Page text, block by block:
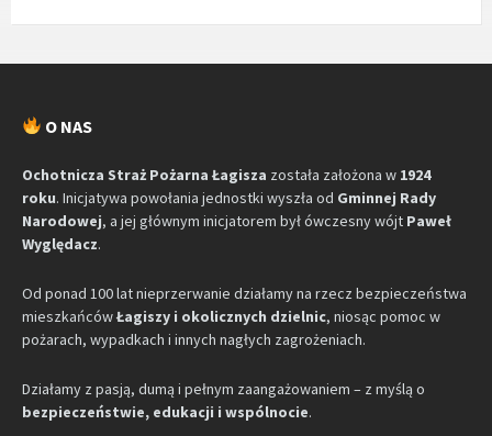
O NAS
Ochotnicza Straż Pożarna Łagisza została założona w 1924
roku. Inicjatywa powołania jednostki wyszła od Gminnej Rady
Narodowej, a jej głównym inicjatorem był ówczesny wójt Paweł
Wyględacz.
Od ponad 100 lat nieprzerwanie działamy na rzecz bezpieczeństwa
mieszkańcówŁagiszy i okolicznych dzielnic, niosąc pomoc w
pożarach, wypadkach i innych nagłych zagrożeniach.
Działamy z pasją, dumą i pełnym zaangażowaniem – z myślą o
bezpieczeństwie, edukacji i wspólnocie.